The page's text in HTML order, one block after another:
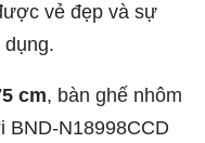
vẻ đẹp và sự
cm, bàn ghế nhôm
BND-N18998CCD